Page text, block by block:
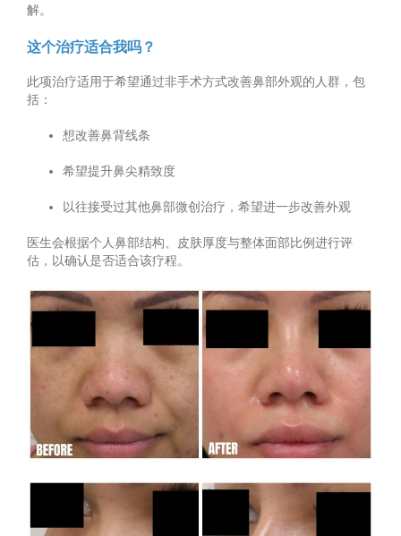
解。
这个治疗适合我吗？
此项治疗适用于希望通过非手术方式改善鼻部外观的人群，包
括：
想改善鼻背线条
希望提升鼻尖精致度
以往接受过其他鼻部微创治疗，希望进一步改善外观
医生会根据个人鼻部结构、皮肤厚度与整体面部比例进行评
估，以确认是否适合该疗程。